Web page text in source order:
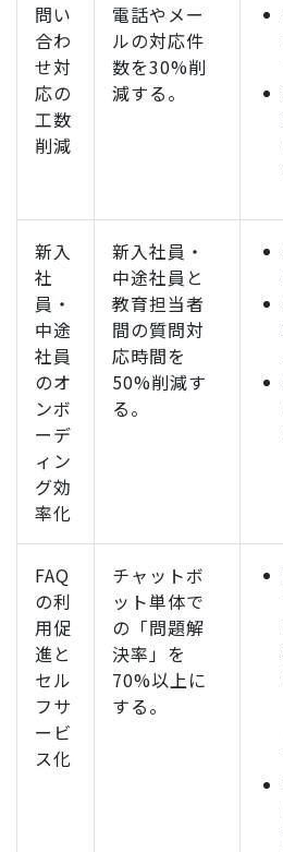
問い
合わ
せ対
応の
工数
削減
電話やメー
ルの対応件
数を30%削
減する。
新入
社
員・
中途
社員
のオ
ンボ
ーデ
ィン
グ効
率化
新入社員・
中途社員と
教育担当者
間の質問対
応時間を
50%削減す
る。
FAQ
の利
用促
進と
セル
フサ
ービ
ス化
チャットボ
ット単体で
の「問題解
決率」を
70%以上に
する。